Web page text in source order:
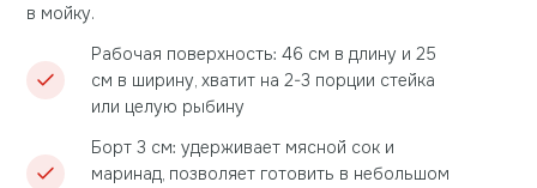
в мойку.
Рабочая поверхность: 46 см в длину и 25
см в ширину, хватит на 2-3 порции стейка
или целую рыбину
Борт 3 см: удерживает мясной сок и
маринад, позволяет готовить в небольшом